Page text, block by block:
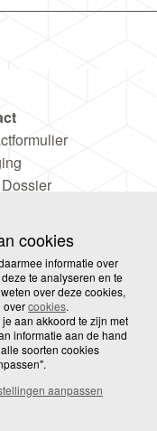
cookies
informatie over
te analyseren en te
over deze cookies,
overcookies.
aan akkoord te zijn met
informatie aan de hand
soorten cookies
aanpassen
Sitemap